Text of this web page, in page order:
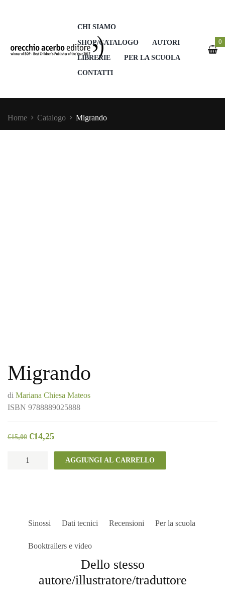
CHI SIAMO
SHOP/CATALOGO
AUTORI
LIBRERIE
PER LA SCUOLA
CONTATTI
0
Home Catalogo Migrando
Migrando
di Mariana Chiesa Mateos
ISBN 9788889025888
€15,00 €14,25
Migrando
AGGIUNGI AL CARRELLO
Sinossi Dati tecnici Recensioni Per la scuola
Booktrailers e video
Dello stesso
autore/illustratore/traduttore